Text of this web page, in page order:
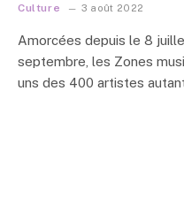
Culture 3 août 2022
Amorcées depuis le 8
septembre, les Zones
uns des 400 artistes